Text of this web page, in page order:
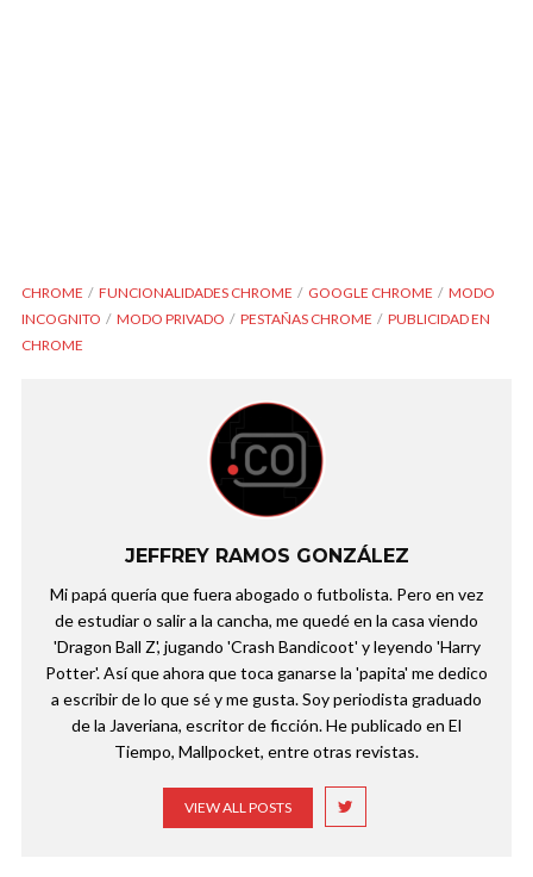
CHROME FUNCIONALIDADES CHROME GOOGLE CHROME
MODO
INCOGNITO
MODO PRIVADO PESTAÑAS CHROME
PUBLICIDAD EN
CHROME
JEFFREY RAMOS GONZÁLEZ
Mi papá quería que fuera abogado o futbolista. Pero en vez
de estudiar o salir a la cancha, me quedé en la casa viendo
'Dragon Ball Z', jugando 'Crash Bandicoot' y leyendo 'Harry
Potter'. Así que ahora que toca ganarse la 'papita' me dedico
a escribir de lo que sé y me gusta. Soy periodista graduado
de la Javeriana, escritor de ficción. He publicado en El
Tiempo, Mallpocket, entre otras revistas.
VIEW ALL POSTS